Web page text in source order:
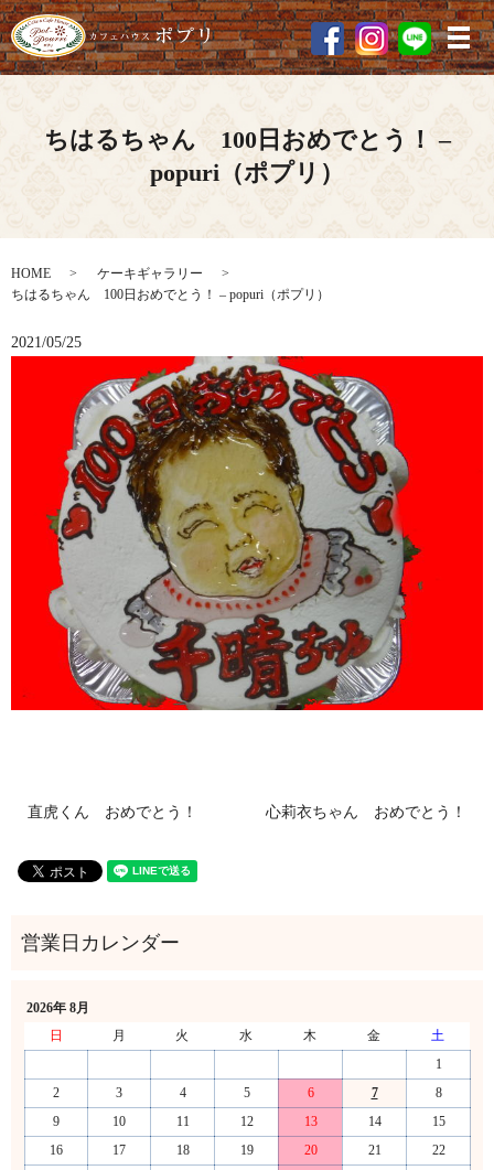
メ
ちはるちゃん 100日おめでとう！ –
popuri（ポプリ）
HOME
ケーキギャラリー
ちはるちゃん 100日おめでとう！ – popuri（ポプリ）
2021/05/25
直虎くん おめでとう！ 心莉衣ちゃん おめでとう！
2026年 8月
日
月 火 水 木 金
土
1
2
3 4 5 6 7
8
9
10 11 12 13 14
15
16
17 18 19 20 21
22